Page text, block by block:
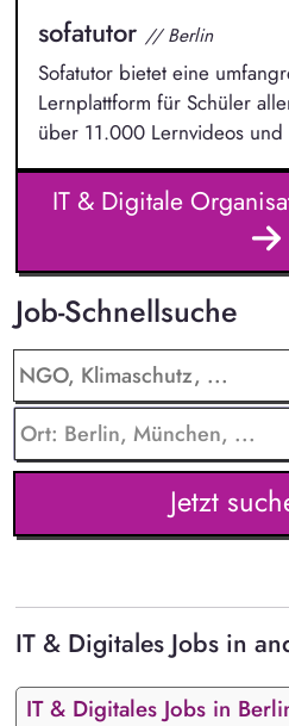
sofatutor // Berlin
Sofatutor bietet eine
Lernplattform für Schüler
über 11.000 Lernvideos
IT & Digitale
Job-Schnellsuche
Jetzt
IT & Digitales Jobs in
IT & Digitales Jobs in